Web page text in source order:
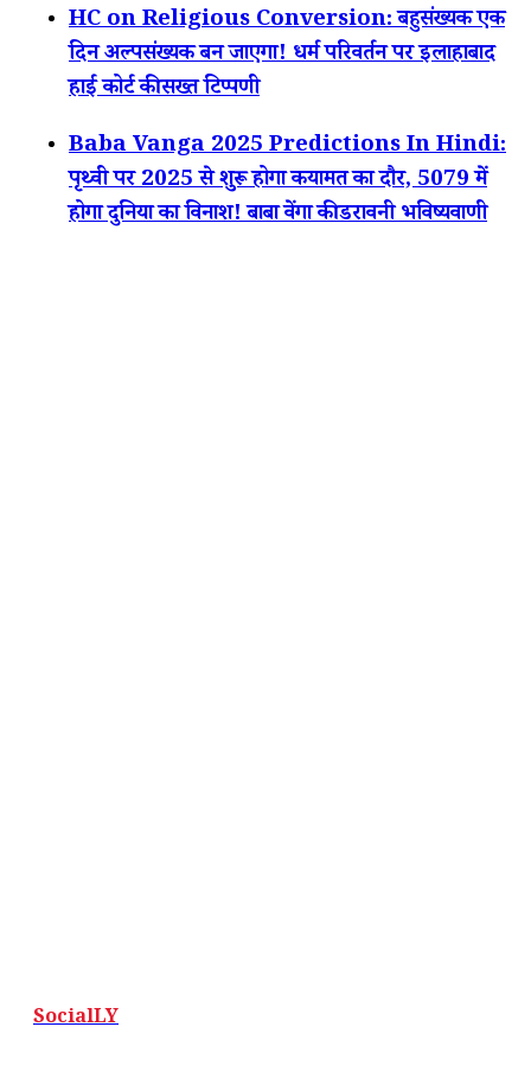
HC on Religious Conversion: बहुसंख्यक एक
दिन अल्पसंख्यक बन जाएगा! धर्म परिवर्तन पर इलाहाबाद
हाई कोर्ट की सख्त टिप्पणी
Baba Vanga 2025 Predictions In Hindi:
पृथ्वी पर 2025 से शुरू होगा कयामत का दौर, 5079 में
होगा दुनिया का विनाश! बाबा वेंगा की डरावनी भविष्यवाणी
SocialLY